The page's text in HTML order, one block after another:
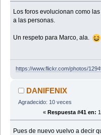
Los foros evolucionan como
a las personas.
Un respeto para Marco, ala.
https://www.flickr.com/photos/
DANIFENIX
Agradecido: 10 veces
« Respuesta #41 en:
Pues de nuevo vuelvo a decir